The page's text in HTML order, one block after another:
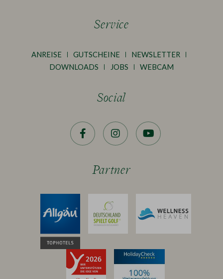
Service
ANREISE GUTSCHEINE
NEWSLETTER
DOWNLOADS
JOBS WEBCAM
Social
Facebook Instagram
Partner